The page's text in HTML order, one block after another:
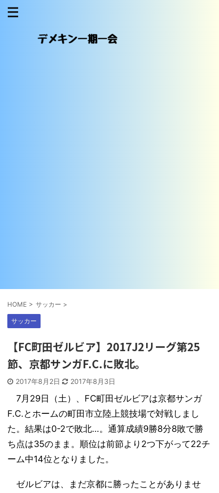
HOME > サッカー >
サッカー
【FC町田ゼルビア】2017J2リーグ第25
節、京都サンガF.C.に敗北。
2017年8月2日 2017年8月3日
7月29日（土）、FC町田ゼルビアは京都サンガ
F.C.とホームの町田市立陸上競技場で対戦しまし
た。結果は0-2で敗北…。通算成績9勝8分8敗で勝
ち点は35のまま。順位は前節より2つ下がって22チ
ーム中14位となりました。
ゼルビアは、まだ京都に勝ったことがありませ